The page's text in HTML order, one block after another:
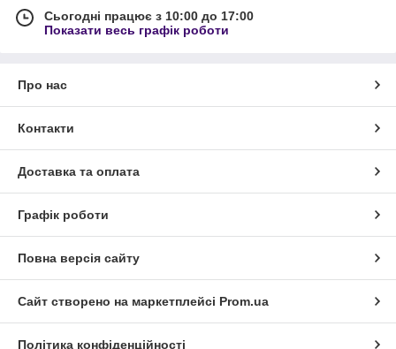
Сьогодні працює з 10:00 до 17:00
Показати весь графік роботи
Про нас
Контакти
Доставка та оплата
Графік роботи
Повна версія сайту
Сайт створено на маркетплейсі Prom.ua
Політика конфіденційності